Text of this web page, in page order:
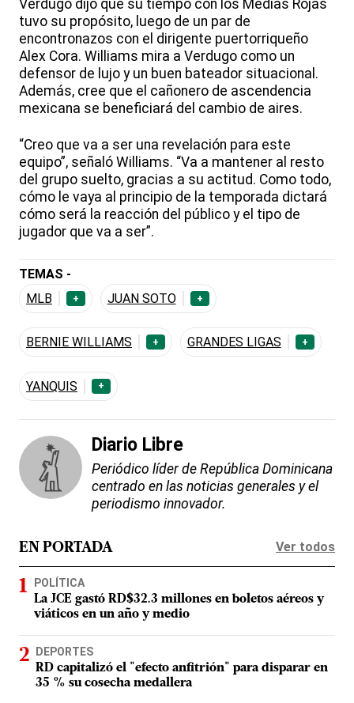
Verdugo dijo que su tiempo con los Medias Rojas
tuvo su propósito, luego de un par de
encontronazos con el dirigente puertorriqueño
Alex Cora. Williams mira a Verdugo como un
defensor de lujo y un buen bateador situacional.
Además, cree que el cañonero de ascendencia
mexicana se beneficiará del cambio de aires.
“Creo que va a ser una revelación para este
equipo”, señaló Williams. “Va a mantener al resto
del grupo suelto, gracias a su actitud. Como todo,
cómo le vaya al principio de la temporada dictará
cómo será la reacción del público y el tipo de
jugador que va a ser”.
TEMAS -
MLB
+ JUAN SOTO +
BERNIE WILLIAMS + GRANDES LIGAS +
YANQUIS +
Diario Libre
Periódico líder de República Dominicana
centrado en las noticias generales y el
periodismo innovador.
EN PORTADA Ver todos
POLÍTICA
La JCE gastó RD$32.3 millones en boletos aéreos y
viáticos en un año y medio
DEPORTES
RD capitalizó el "efecto anfitrión" para disparar en
35 % su cosecha medallera